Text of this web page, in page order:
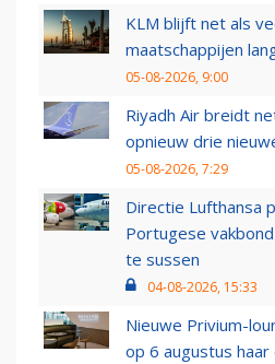
KLM blijft net als
maatschappijen
05-08-2026, 9:00
Riyadh Air breidt
opnieuw drie
05-08-2026, 7:29
Directie Lufthansa
Portugese
te sussen
04-08-2026, 15:33
Nieuwe Privium-
op 6 augustus haar